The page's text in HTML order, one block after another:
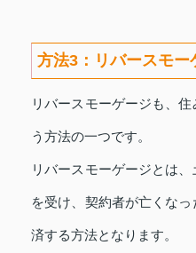
方法3：リバースモー
リバースモーゲージも、
う方法の一つです。
リバースモーゲージとは
を受け、契約者が亡くな
済する方法となります。